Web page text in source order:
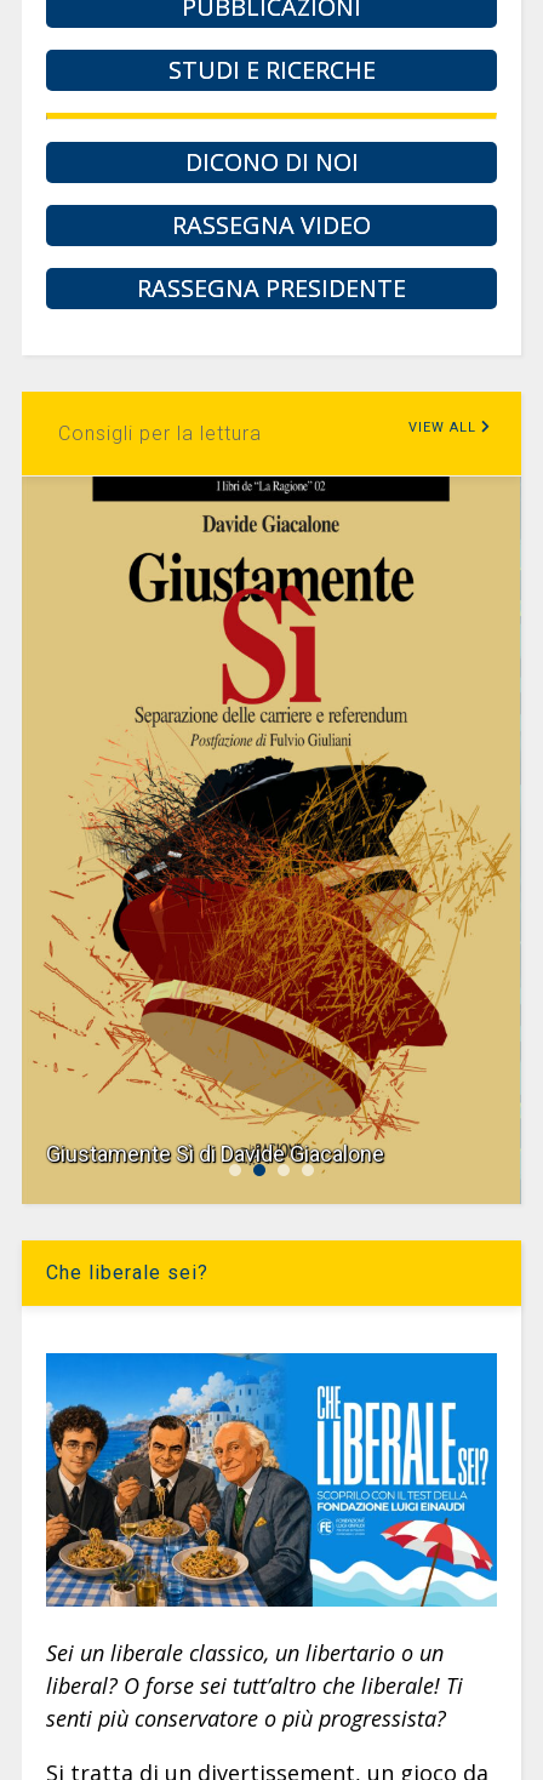
STUDI E RICERCHE
DICONO DI NOI
RASSEGNA VIDEO
RASSEGNA PRESIDENTE
Consigli per la lettura VIEW ALL
Giustamente Sì di Davide Giacalone
Che liberale sei?
Sei un liberale classico, un libertario o un
liberal? O forse sei tutt’altro che liberale! Ti
senti più conservatore o più progressista?
Si tratta di un divertissement, un gioco da